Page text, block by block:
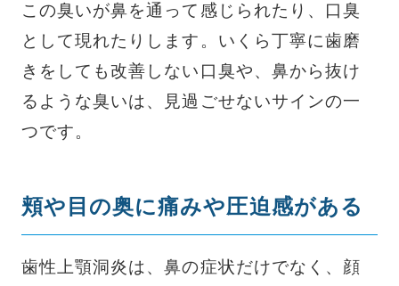
この臭いが鼻を通って感じられたり、口臭
として現れたりします。いくら丁寧に歯磨
きをしても改善しない口臭や、鼻から抜け
るような臭いは、見過ごせないサインの一
つです。
頬や目の奥に痛みや圧迫感がある
歯性上顎洞炎は、鼻の症状だけでなく、顔